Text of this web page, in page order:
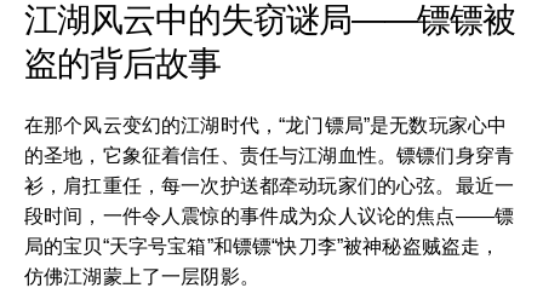
江湖风云中的失窃谜局——镖镖被
盗的背后故事
在那个风云变幻的江湖时代，“龙门镖局”是无数玩家心中
的圣地，它象征着信任、责任与江湖血性。镖镖们身穿青
衫，肩扛重任，每一次护送都牵动玩家们的心弦。最近一
段时间，一件令人震惊的事件成为众人议论的焦点——镖
局的宝贝“天字号宝箱”和镖镖“快刀李”被神秘盗贼盗走，
仿佛江湖蒙上了一层阴影。